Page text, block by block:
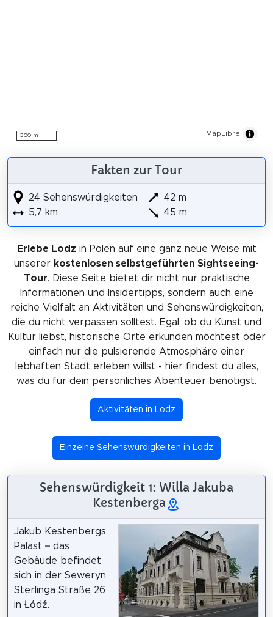
300 m MapLibre
Fakten zur Tour
24 Sehenswürdigkeiten
5,7 km
42 m
45 m
Erlebe Lodz in Polen auf eine ganz neue Weise mit
unserer kostenlosen selbstgeführten Sightseeing-
Tour. Diese Seite bietet dir nicht nur praktische
Informationen und Insidertipps, sondern auch eine
reiche Vielfalt an Aktivitäten und Sehenswürdigkeiten,
die du nicht verpassen solltest. Egal, ob du Kunst und
Kultur liebst, historische Orte erkunden möchtest oder
einfach nur die pulsierende Atmosphäre einer
lebhaften Stadt erleben willst - hier findest du alles,
was du für dein persönliches Abenteuer benötigst.
Aktivitäten in Lodz
Einzelne Sehenswürdigkeiten in Lodz
Sehenswürdigkeit 1: Willa Jakuba
Kestenberga
Jakub Kestenbergs
Palast – das
Gebäude befindet
sich in der Seweryn
Sterlinga Straße 26
in Łódź.